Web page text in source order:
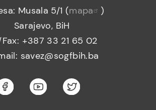
Musala 5/1 (mapa
)
Sarajevo, BiH
Fax: +387 33 21 65 02
savez@sogfbih.ba